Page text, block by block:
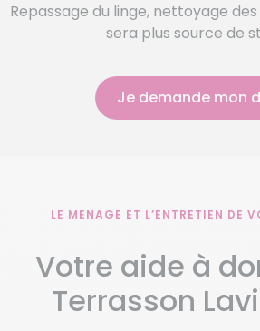
Repassage du linge, nettoyage
sera plus source de
Je demande mon
LE MENAGE ET L’ENTRETIEN DE
Votre aide à
Terrasson